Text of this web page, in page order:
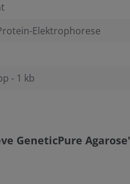
Elektrophorese
- 1 kb
GeneticPure